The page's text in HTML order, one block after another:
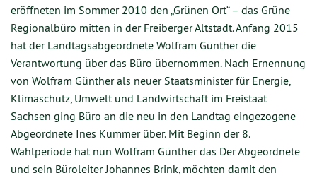
eröffneten im Sommer 2010 den „Grünen Ort“ – das Grüne
Regionalbüro mitten in der Freiberger Altstadt. Anfang 2015
hat der Landtagsabgeordnete Wolfram Günther die
Verantwortung über das Büro übernommen. Nach Ernennung
von Wolfram Günther als neuer Staatsminister für Energie,
Klimaschutz, Umwelt und Landwirtschaft im Freistaat
Sachsen ging Büro an die neu in den Landtag eingezogene
Abgeordnete Ines Kummer über. Mit Beginn der 8.
Wahlperiode hat nun Wolfram Günther das Der Abgeordnete
und sein Büroleiter Johannes Brink, möchten damit den